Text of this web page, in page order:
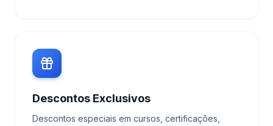
Descontos Exclusivos
Descontos especiais em cursos, certificações,